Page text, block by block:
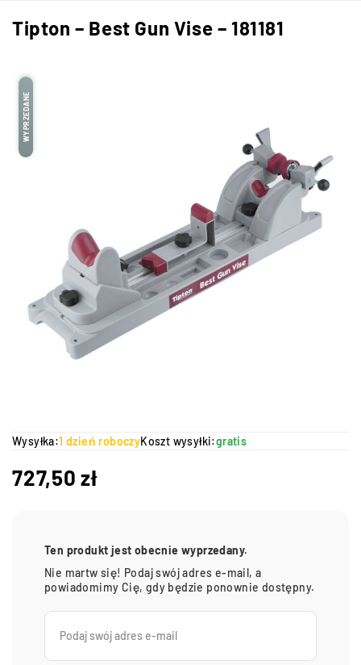
Tipton – Best Gun Vise – 181181
WYPRZEDANE
Wysyłka:1 dzień roboczyKoszt wysyłki:gratis
727,50zł
Ten produkt jest obecnie wyprzedany.
Nie martw się! Podaj swój adres e-mail, a
powiadomimy Cię, gdy będzie ponownie dostępny.